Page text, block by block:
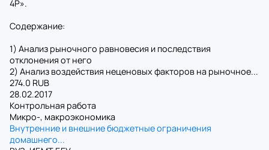
4P».
Содержание:
1) Анализ рыночного равновесия и последствия
отклонения от него
2) Анализ воздействия неценовых факторов на рыночное...
274.0 RUB
28.02.2017
Контрольная работа
Микро-, макроэкономика
Внутренние и внешние бюджетные ограничения
домашнего...